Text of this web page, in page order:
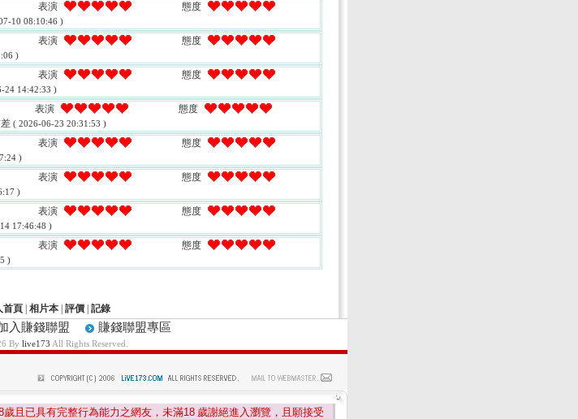
表演 態度
10 08:10:46 )
表演 態度
)
表演 態度
24 14:42:33 )
表演 態度
( 2026-06-23 20:31:53 )
表演 態度
)
表演 態度
)
表演 態度
17:46:48 )
表演 態度
)
首頁 相片本 評價 記錄
入賺錢聯盟 賺錢聯盟專區
By live173 All Rights Reserved.
歲且已具有完整行為能力之網友，未滿18 歲謝絕進入瀏覽，且願接受